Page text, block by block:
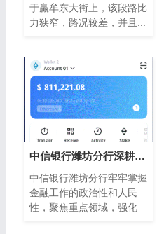
于赢牟东大街上，该段路比
力狭窄，路况较差，并且...
中信银行潍坊分行深耕“波场钱包五篇大
中信银行潍坊分行牢牢掌握
金融工作的政治性和人民
性，聚焦重点领域，强化